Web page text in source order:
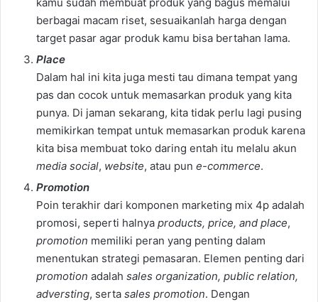
berbagai macam riset, sesuaikanlah harga dengan
target pasar agar produk kamu bisa bertahan lama.
Place
Dalam hal ini kita juga mesti tau dimana tempat yang
pas dan cocok untuk memasarkan produk yang kita
punya. Di jaman sekarang, kita tidak perlu lagi pusing
memikirkan tempat untuk memasarkan produk karena
kita bisa membuat toko daring entah itu melalu akun
media social, website, atau pun e-commerce.
Promotion
Poin terakhir dari komponen marketing mix 4p adalah
promosi, seperti halnya products, price, and place,
promotion memiliki peran yang penting dalam
menentukan strategi pemasaran. Elemen penting dari
promotion adalah sales organization, public relation,
adversting, serta sales promotion. Dengan